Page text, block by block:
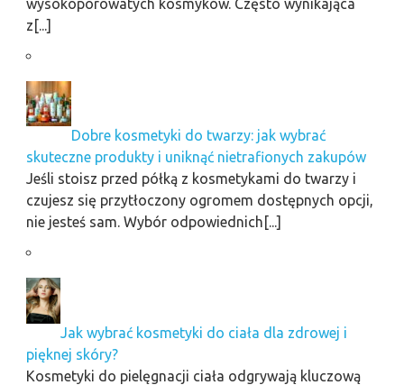
wysokoporowatych kosmyków. Często wynikająca
z[...]
Dobre kosmetyki do twarzy: jak wybrać
skuteczne produkty i uniknąć nietrafionych zakupów
Jeśli stoisz przed półką z kosmetykami do twarzy i
czujesz się przytłoczony ogromem dostępnych opcji,
nie jesteś sam. Wybór odpowiednich[...]
Jak wybrać kosmetyki do ciała dla zdrowej i
pięknej skóry?
Kosmetyki do pielęgnacji ciała odgrywają kluczową